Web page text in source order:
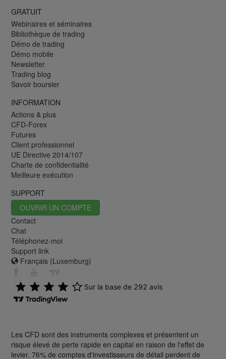
GRATUIT
Webinaires et séminaires
Bibliothèque de trading
Démo de trading
Démo mobile
Newsletter
Trading blog
Savoir boursier
INFORMATION
Actions & plus
CFD-Forex
Futures
Client professionnel
UE Directive 2014/107
Charte de confidentialité
Meilleure exécution
SUPPORT
OUVRIR UN COMPTE
Contact
Chat
Téléphonez-moi
Support link
Français (Luxemburg)
Les CFD sont des instruments complexes et présentent un
risque élevé de perte rapide en capital en raison de l'effet de
levier. 76% de comptes d'investisseurs de détail perdent de